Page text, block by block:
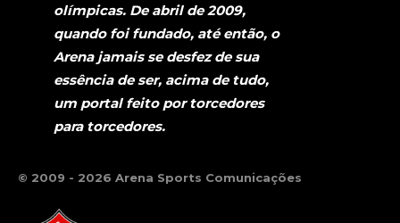
olímpicas. De abril de 2009,
quando foi fundado, até então, o
Arena jamais se desfez de sua
essência de ser, acima de tudo,
um portal feito por torcedores
para torcedores.
© 2009 - 2026 Arena Sports Comunicações